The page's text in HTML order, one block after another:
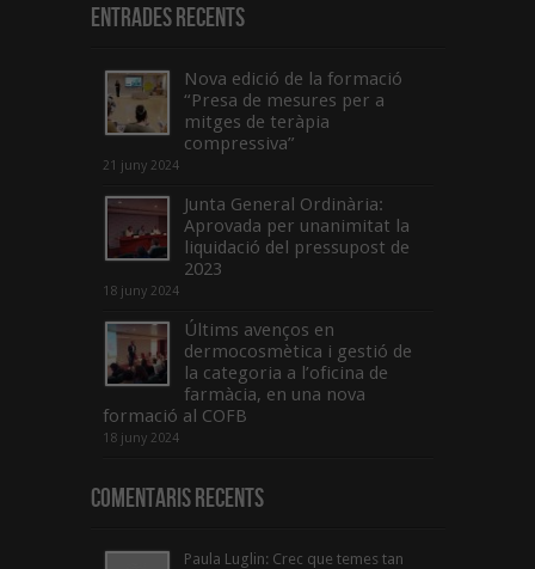
Entrades recents
Nova edició de la formació
“Presa de mesures per a
mitges de teràpia
compressiva”
21 juny 2024
Junta General Ordinària:
Aprovada per unanimitat la
liquidació del pressupost de
2023
18 juny 2024
Últims avenços en
dermocosmètica i gestió de
la categoria a l’oficina de
farmàcia, en una nova
formació al COFB
18 juny 2024
Comentaris Recents
Paula Luglin: Crec que temes tan